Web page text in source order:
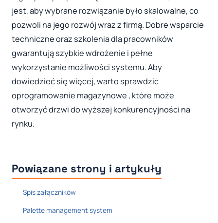
jest, aby wybrane rozwiązanie było skalowalne, co
pozwoli na jego rozwój wraz z firmą. Dobre wsparcie
techniczne oraz szkolenia dla pracowników
gwarantują szybkie wdrożenie i pełne
wykorzystanie możliwości systemu. Aby
dowiedzieć się więcej, warto sprawdzić
oprogramowanie magazynowe , które może
otworzyć drzwi do wyższej konkurencyjności na
rynku.
Powiązane strony i artykuły
Spis załączników
Palette management system